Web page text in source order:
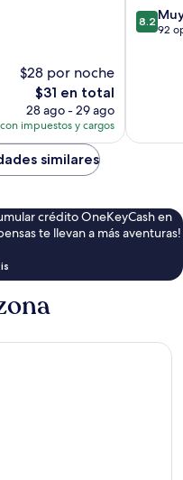
$28 por noche
El
precio
actual
es
de
$31
$31 en total
28 ago - 29 ago
impuestos y cargos
8.2
de
8.2
92
similares
crédito OneKeyCash en
te llevan a más aventuras!